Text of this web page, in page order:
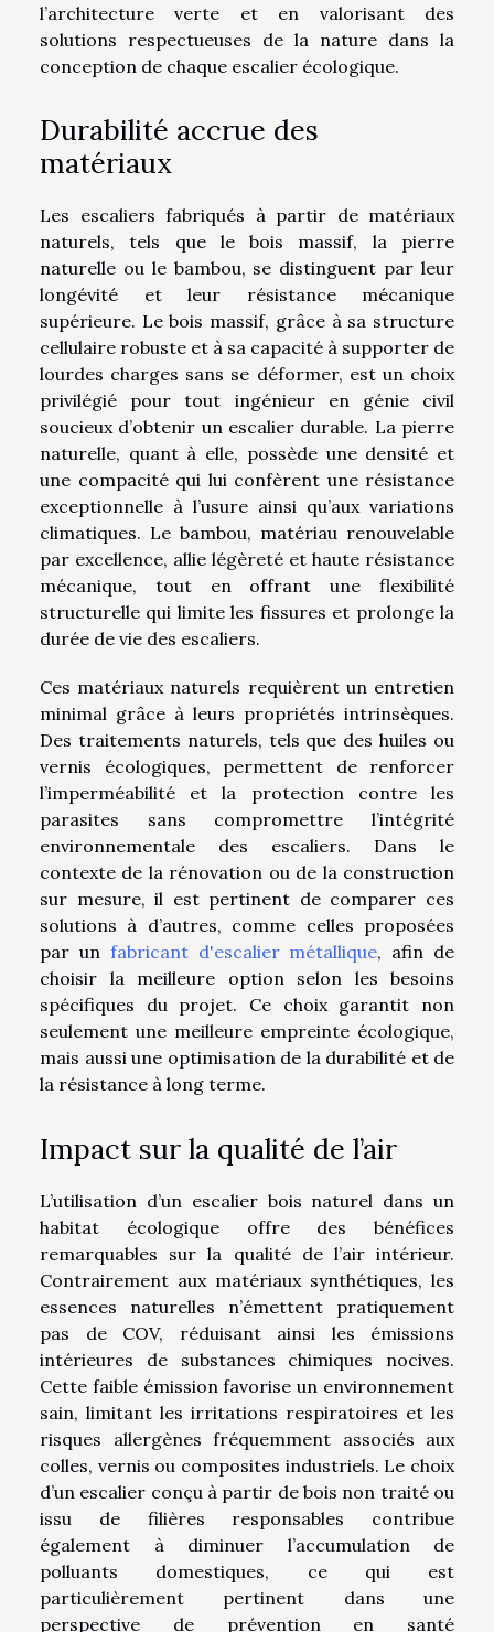
l’architecture verte et en valorisant des
solutions respectueuses de la nature dans la
conception de chaque escalier écologique.
Durabilité accrue des
matériaux
Les escaliers fabriqués à partir de matériaux
naturels, tels que le bois massif, la pierre
naturelle ou le bambou, se distinguent par leur
longévité et leur résistance mécanique
supérieure. Le bois massif, grâce à sa structure
cellulaire robuste et à sa capacité à supporter de
lourdes charges sans se déformer, est un choix
privilégié pour tout ingénieur en génie civil
soucieux d’obtenir un escalier durable. La pierre
naturelle, quant à elle, possède une densité et
une compacité qui lui confèrent une résistance
exceptionnelle à l’usure ainsi qu’aux variations
climatiques. Le bambou, matériau renouvelable
par excellence, allie légèreté et haute résistance
mécanique, tout en offrant une flexibilité
structurelle qui limite les fissures et prolonge la
durée de vie des escaliers.
Ces matériaux naturels requièrent un entretien
minimal grâce à leurs propriétés intrinsèques.
Des traitements naturels, tels que des huiles ou
vernis écologiques, permettent de renforcer
l’imperméabilité et la protection contre les
parasites sans compromettre l’intégrité
environnementale des escaliers. Dans le
contexte de la rénovation ou de la construction
sur mesure, il est pertinent de comparer ces
solutions à d’autres, comme celles proposées
par un fabricant d'escalier métallique, afin de
choisir la meilleure option selon les besoins
spécifiques du projet. Ce choix garantit non
seulement une meilleure empreinte écologique,
mais aussi une optimisation de la durabilité et de
la résistance à long terme.
Impact sur la qualité de l’air
L’utilisation d’un escalier bois naturel dans un
habitat écologique offre des bénéfices
remarquables sur la qualité de l’air intérieur.
Contrairement aux matériaux synthétiques, les
essences naturelles n’émettent pratiquement
pas de COV, réduisant ainsi les émissions
intérieures de substances chimiques nocives.
Cette faible émission favorise un environnement
sain, limitant les irritations respiratoires et les
risques allergènes fréquemment associés aux
colles, vernis ou composites industriels. Le choix
d’un escalier conçu à partir de bois non traité ou
issu de filières responsables contribue
également à diminuer l’accumulation de
polluants domestiques, ce qui est
particulièrement pertinent dans une
perspective de prévention en santé